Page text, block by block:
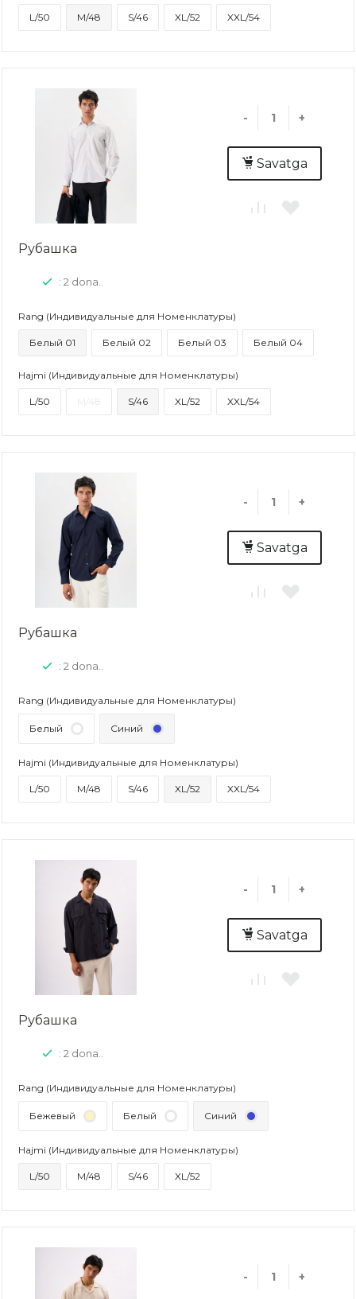
L/50 M/48 S/46 XL/52 XXL/54
- +
Savatga
Рубашка
: 2 dona..
Rang (Индивидуальные для Номенклатуры)
Белый 01 Белый 02 Белый 03 Белый 04
Hajmi (Индивидуальные для Номенклатуры)
L/50 S/46 XL/52 XXL/54
- +
Savatga
Рубашка
: 2 dona..
Rang (Индивидуальные для Номенклатуры)
Белый Синий
Hajmi (Индивидуальные для Номенклатуры)
L/50 M/48 S/46 XL/52 XXL/54
- +
Savatga
Рубашка
: 2 dona..
Rang (Индивидуальные для Номенклатуры)
Бежевый Белый Синий
Hajmi (Индивидуальные для Номенклатуры)
L/50 M/48 S/46 XL/52
- +